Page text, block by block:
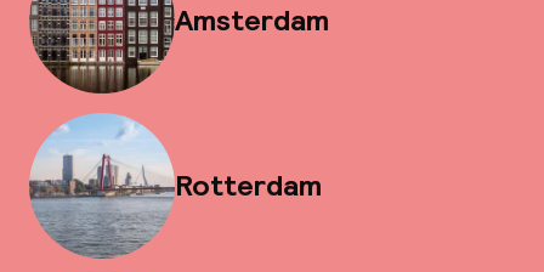
Amsterdam
Rotterdam